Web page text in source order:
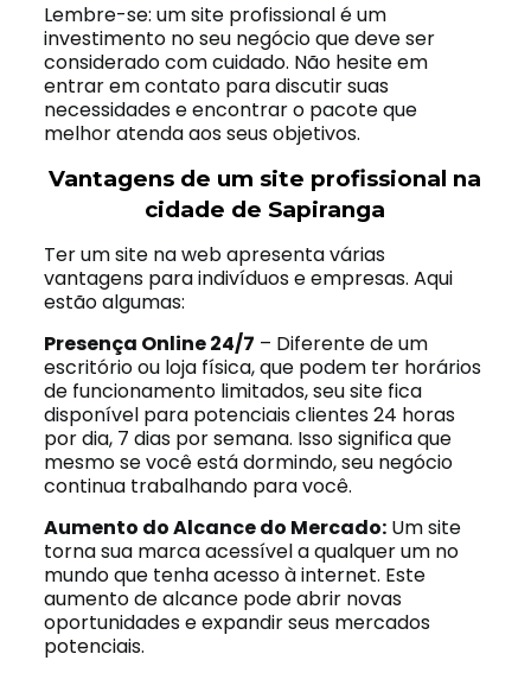
Lembre-se: um site profissional é um
investimento no seu negócio que deve ser
considerado com cuidado. Não hesite em
entrar em contato para discutir suas
necessidades e encontrar o pacote que
melhor atenda aos seus objetivos.
Vantagens de um site profissional na
cidade de Sapiranga
Ter um site na web apresenta várias
vantagens para indivíduos e empresas. Aqui
estão algumas:
Presença Online 24/7 – Diferente de um
escritório ou loja física, que podem ter horários
de funcionamento limitados, seu site fica
disponível para potenciais clientes 24 horas
por dia, 7 dias por semana. Isso significa que
mesmo se você está dormindo, seu negócio
continua trabalhando para você.
Aumento do Alcance do Mercado:Um site
torna sua marca acessível a qualquer um no
mundo que tenha acesso à internet. Este
aumento de alcance pode abrir novas
oportunidades e expandir seus mercados
potenciais.